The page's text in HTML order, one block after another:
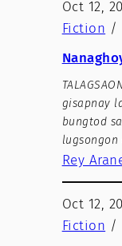
Oct 12,
Fiction /
gisapnay
bungtod
Rey
Oct 12,
Fiction /